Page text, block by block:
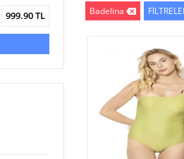
999.90TL Badelina